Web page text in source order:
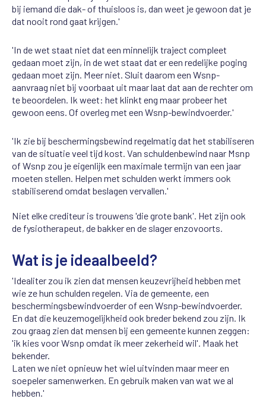
bij iemand die dak- of thuisloos is, dan weet je gewoon dat je
dat nooit rond gaat krijgen.'
'In de wet staat niet dat een minnelijk traject compleet
gedaan moet zijn, in de wet staat dat er een redelijke poging
gedaan moet zijn. Meer niet. Sluit daarom een Wsnp-
aanvraag niet bij voorbaat uit maar laat dat aan de rechter om
te beoordelen. Ik weet: het klinkt eng maar probeer het
gewoon eens. Of overleg met een Wsnp-bewindvoerder.'
'Ik zie bij beschermingsbewind regelmatig dat het stabiliseren
van de situatie veel tijd kost. Van schuldenbewind naar Msnp
of Wsnp zou je eigenlijk een maximale termijn van een jaar
moeten stellen. Helpen met schulden werkt immers ook
stabiliserend omdat beslagen vervallen.'
Niet elke crediteur is trouwens 'die grote bank'. Het zijn ook
de fysiotherapeut, de bakker en de slager enzovoorts.
Wat is je ideaalbeeld?
'Idealiter zou ik zien dat mensen keuzevrijheid hebben met
wie ze hun schulden regelen. Via de gemeente, een
beschermingsbewindvoerder of een Wsnp-bewindvoerder.
En dat die keuzemogelijkheid ook breder bekend zou zijn. Ik
zou graag zien dat mensen bij een gemeente kunnen zeggen:
'ik kies voor Wsnp omdat ik meer zekerheid wil'. Maak het
bekender.
Laten we niet opnieuw het wiel uitvinden maar meer en
soepeler samenwerken. En gebruik maken van wat we al
hebben.'